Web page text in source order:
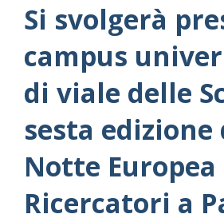
Si svolgerà
campus
di viale delle
sesta edizione
Notte Europea
Ricercatori a